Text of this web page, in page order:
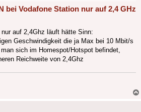
bei Vodafone Station nur auf 2,4 GHz
auf 2,4Ghz läuft hätte Sinn:
Geschwindigkeit die ja Max bei 10 Mbit/s
sich im Homespot/Hotspot befindet,
Reichweite von 2,4Ghz